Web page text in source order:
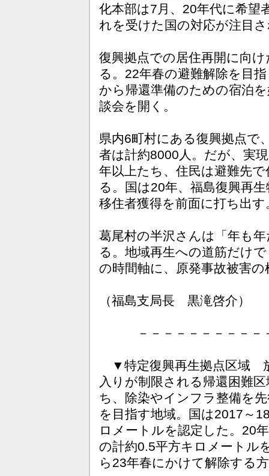
化本部は7月、20年代に希望
れを受けた国の対応が注目
復興拠点での居住再開に向
る。22年春の避難解除を目
から帰還準備のための宿泊
談会を開く。
県内6町村にある復興拠点で
者は計約8000人。だが、実
年以上たち、住民は避難先
る。国は20年、福島復興再
移住者獲得を前面に打ち出す
葛尾村の半沢さんは「年も
る。地域再生への道筋だけ
の時間軸に、原発事故被害
（福島支局長 黒滝啓介）
－－－－－－－－－－
▼特定復興再生拠点区域
入りが制限される帰還困難
ち、除染やインフラ整備を
を目指す地域。国は2017～
ロメートルを認定した。20
の計約0.5平方キロメートル
ら23年春にかけて解除する